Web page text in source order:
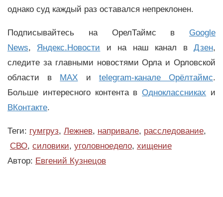
однако суд каждый раз оставался непреклонен.
Подписывайтесь на ОрелТаймс в Google
News, Яндекс.Новости и на наш канал вДзен,
следите за главными новостями Орла и Орловской
области в MAX и telegram-канале Орёлтаймс.
Больше интересного контента вОдноклассниках и
ВКонтакте.
Теги: гумгруз, Лежнев, напривале, расследование,
СВО, силовики, уголовноедело, хищение
Автор: Евгений Кузнецов